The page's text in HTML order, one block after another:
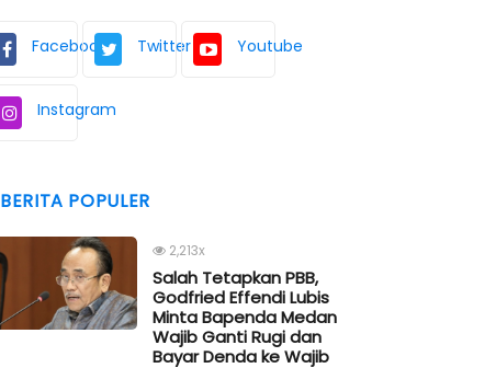
Facebook Twitter Youtube
Instagram
BERITA POPULER
2,213x
Salah Tetapkan PBB,
Godfried Effendi Lubis
Minta Bapenda Medan
Wajib Ganti Rugi dan
Bayar Denda ke Wajib